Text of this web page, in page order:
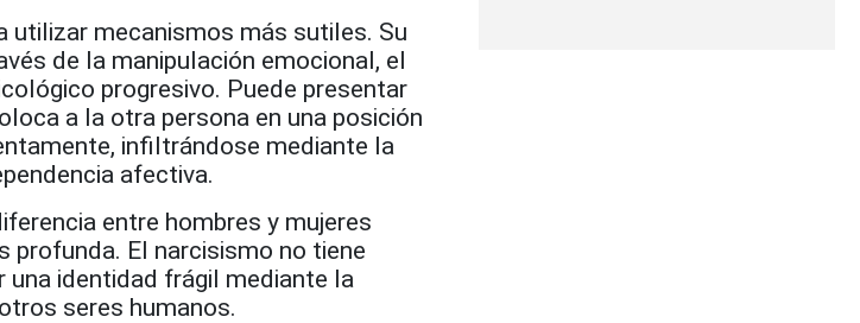
utilizar mecanismos más sutiles. Su
de la manipulación emocional, el
progresivo. Puede presentar
a la otra persona en una posición
infiltrándose mediante la
afectiva.
entre hombres y mujeres
profunda. El narcisismo no tiene
una identidad frágil mediante la
seres humanos.